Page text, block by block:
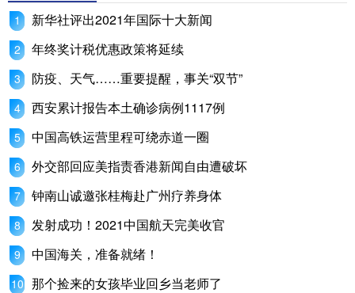
学术中国 乡村振兴 银龄 溯源中国
城市 旅游
彩票 娱乐 时尚
公益 一带一路 亚太网
文化产业
地方频道
新华社评出2021年国际十大新闻
年终奖计税优惠政策将延续
防疫、天气……重要提醒，事关“双节”
西安累计报告本土确诊病例1117例
中国高铁运营里程可绕赤道一圈
外交部回应美指责香港新闻自由遭破坏
钟南山诚邀张桂梅赴广州疗养身体
发射成功！2021中国航天完美收官
中国海关，准备就绪！
那个捡来的女孩毕业回乡当老师了